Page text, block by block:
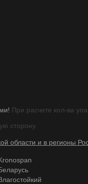
При расчете кол-ва
сторону.
области и в регионы